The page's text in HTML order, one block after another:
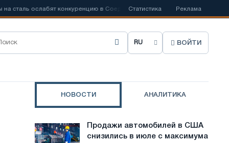
ослабят конкуренцию в Соединенном Королевстве 📰
Статистика Реклама
В
б
т
ВОЙТИ
НОВОСТИ АНАЛИТИКА
Продажи
автомобилей
Продажи автомобилей в США
снизились в июле с максимума